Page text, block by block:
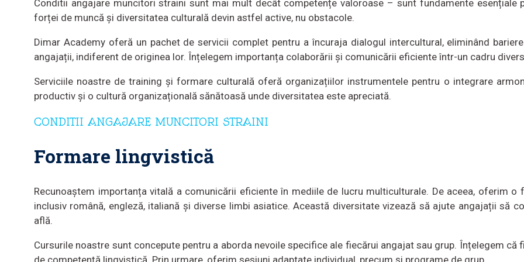
Conditii angajare muncitori straini sunt mai mult decât competențe valoroase – sunt fundamente esențiale
forței de muncă și diversitatea culturală devin astfel active, nu obstacole.
Dimar Academy oferă un pachet de servicii complet pentru a încuraja dialogul intercultural, eliminând
angajații, indiferent de originea lor. Înțelegem importanța colaborării și comunicării eficiente într-un cadru
Serviciile noastre de training și formare culturală oferă organizațiilor instrumentele pentru o integrare
productiv și o cultură organizațională sănătoasă unde diversitatea este apreciată.
CONDITII ANGAJARE MUNCITORI STRAINI
Formare lingvistică
Recunoaștem importanța vitală a comunicării eficiente în mediile de lucru multiculturale. De aceea, oferim
inclusiv română, engleză, italiană și diverse limbi asiatice. Această diversitate vizează să ajute angajații să
află.
Cursurile noastre sunt concepute pentru a aborda nevoile specifice ale fiecărui angajat sau grup. Înțelegem
de competență lingvistică. Prin urmare, oferim sesiuni adaptate individual, precum și programe de grup.